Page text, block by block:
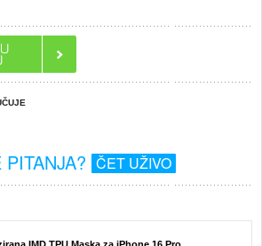
PITANJA? ČET UŽIVO